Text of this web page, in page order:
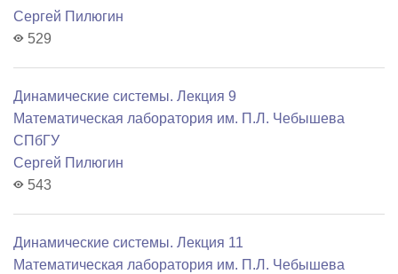
Сергей Пилюгин
529
Динамические системы. Лекция 9
Математичеcкая лаборатория им. П.Л. Чебышева
СПбГУ
Сергей Пилюгин
543
Динамические системы. Лекция 11
Математичеcкая лаборатория им. П.Л. Чебышева